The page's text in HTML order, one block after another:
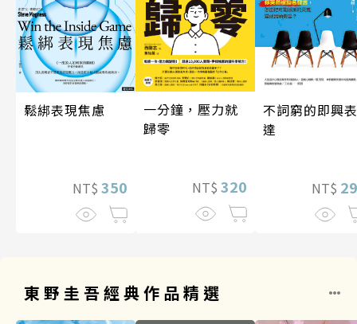
鬆綁表現焦慮
NT$ 350
一分鐘，壓力就
歸零
NT$ 320
不詞窮的即興表
達
NT$
東野圭吾經典作品精選